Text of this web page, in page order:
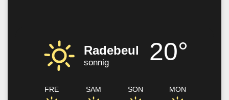
Radebeul
sonnig 20°
FRE SAM SON MON